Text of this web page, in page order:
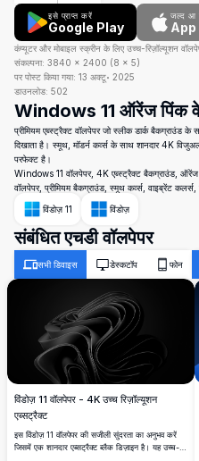
इसे प्राप्त करें
Google Play
जल्द आ
कंप्यूटर और मोबाइल स्क्रीन के लिए उच्च-रिज़ॉल्यूशन
संकल्पना: 3840 × 2400 (8 × 5)
पर पोस्ट किया गया: 13 अक्टू॰ 2025
डाउनलोड: 502
Windows 11 ऑरेंज पिंक
प्रीमियम एब्स्ट्रैक्ट वॉलपेपर जो स्लीक डार्क बैकग्राउंड
दिखाता है। स्मूथ, मॉडर्न कर्व्स के साथ शानदार 4K
परफेक्ट है।
Windows 11 वॉलपेपर, 4K एब्स्ट्रैक्ट बैकग्राउंड, ऑरेंज
वॉलपेपर, प्रीमियम बैकग्राउंड, स्मूथ कर्व्स, वाइब्रेंट कलर्स,
विंडोज़ 11
विंडोज़
संबंधित एचडी वॉलपेपर
सभी डिवाइस डेस्कटॉप फोन
विंडोज़ 11 वॉलपेपर - 4K उच्च रिज़ॉल्यूशन
एब्सट्रैक्ट
इस विंडोज़ 11 वॉलपेपर की सजीली सुंदरता का अनुभव करें
जिसमें एक शानदार एब्सट्रैक्ट ब्लैक डिज़ाइन है। यह उच्च-